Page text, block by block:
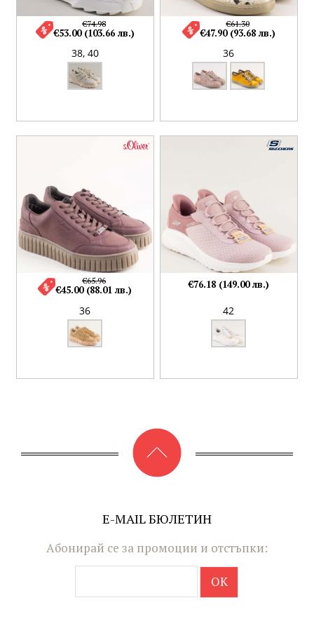
38, 40
€74.98
€53.00 (103.66 лв.)
36
€61.30
€47.90 (93.68 лв.)
36
€65.96
€45.00 (88.01 лв.)
42
€76.18 (149.00 лв.)
E-MAIL БЮЛЕТИН
Абонирай се за промоции и отстъпки: